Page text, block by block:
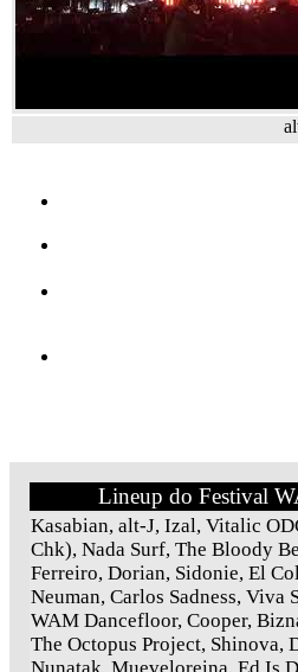
Lineup do Festival
Kasabian, alt-J, Izal, Vitalic
Chk), Nada Surf, The Bloody
Ferreiro, Dorian, Sidonie, El
Neuman, Carlos Sadness, Viva
WAM Dancefloor, Cooper,
The Octopus Project, Shinova,